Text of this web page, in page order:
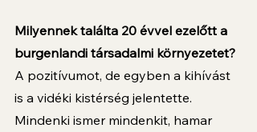
Milyennek találta 20 évvel ezelőtt a
burgenlandi társadalmi környezetet?
A pozitívumot, de egyben a kihívást
is a vidéki kistérség jelentette.
Mindenki ismer mindenkit, hamar